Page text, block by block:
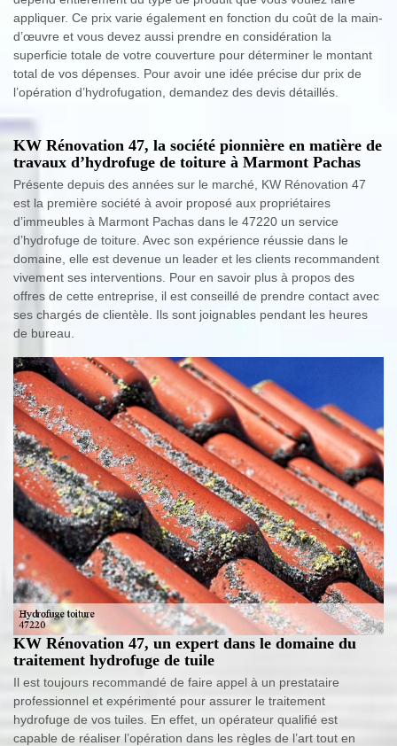
appliquer. Ce prix varie également en fonction du coût de la main-
d’œuvre et vous devez aussi prendre en considération la
superficie totale de votre couverture pour déterminer le montant
total de vos dépenses. Pour avoir une idée précise dur prix de
l’opération d’hydrofugation, demandez des devis détaillés.
KW Rénovation 47, la société pionnière en matière de
travaux d’hydrofuge de toiture à Marmont Pachas
Présente depuis des années sur le marché, KW Rénovation 47
est la première société à avoir proposé aux propriétaires
d’immeubles à Marmont Pachas dans le 47220 un service
d’hydrofuge de toiture. Avec son expérience réussie dans le
domaine, elle est devenue un leader et les clients recommandent
vivement ses interventions. Pour en savoir plus à propos des
offres de cette entreprise, il est conseillé de prendre contact avec
ses chargés de clientèle. Ils sont joignables pendant les heures
de bureau.
KW Rénovation 47, un expert dans le domaine du
traitement hydrofuge de tuile
Il est toujours recommandé de faire appel à un prestataire
professionnel et expérimenté pour assurer le traitement
hydrofuge de vos tuiles. En effet, un opérateur qualifié est
capable de réaliser l’opération dans les règles de l’art tout en